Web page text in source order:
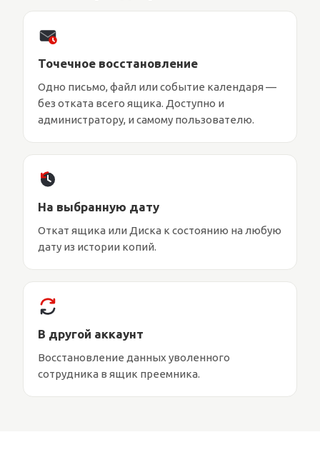
Точечное восстановление
Одно письмо, файл или событие календаря —
без отката всего ящика. Доступно и
администратору, и самому пользователю.
На выбранную дату
Откат ящика или Диска к состоянию на любую
дату из истории копий.
В другой аккаунт
Восстановление данных уволенного
сотрудника в ящик преемника.